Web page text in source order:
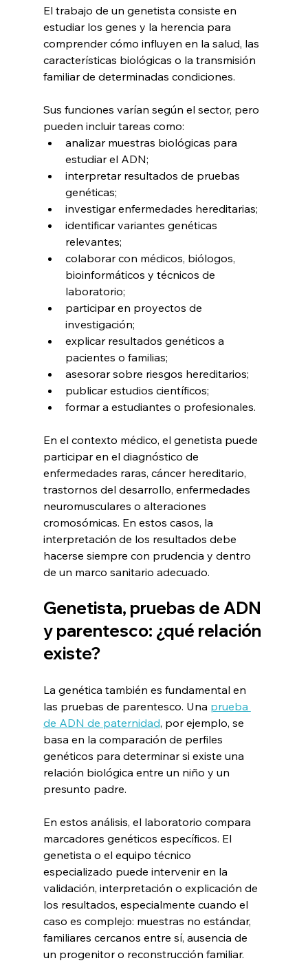
El trabajo de un genetista consiste en
estudiar los genes y la herencia para
comprender cómo influyen en la salud, las
características biológicas o la transmisión
familiar de determinadas condiciones.
Sus funciones varían según el sector, pero
pueden incluir tareas como:
analizar muestras biológicas para
estudiar el ADN;
interpretar resultados de pruebas
genéticas;
investigar enfermedades hereditarias;
identificar variantes genéticas
relevantes;
colaborar con médicos, biólogos,
bioinformáticos y técnicos de
laboratorio;
participar en proyectos de
investigación;
explicar resultados genéticos a
pacientes o familias;
asesorar sobre riesgos hereditarios;
publicar estudios científicos;
formar a estudiantes o profesionales.
En el contexto médico, el genetista puede
participar en el diagnóstico de
enfermedades raras, cáncer hereditario,
trastornos del desarrollo, enfermedades
neuromusculares o alteraciones
cromosómicas. En estos casos, la
interpretación de los resultados debe
hacerse siempre con prudencia y dentro
de un marco sanitario adecuado.
Genetista, pruebas de ADN
y parentesco: ¿qué relación
existe?
La genética también es fundamental en
las pruebas de parentesco. Una prueba
de ADN de paternidad, por ejemplo, se
basa en la comparación de perfiles
genéticos para determinar si existe una
relación biológica entre un niño y un
presunto padre.
En estos análisis, el laboratorio compara
marcadores genéticos específicos. El
genetista o el equipo técnico
especializado puede intervenir en la
validación, interpretación o explicación de
los resultados, especialmente cuando el
caso es complejo: muestras no estándar,
familiares cercanos entre sí, ausencia de
un progenitor o reconstrucción familiar.